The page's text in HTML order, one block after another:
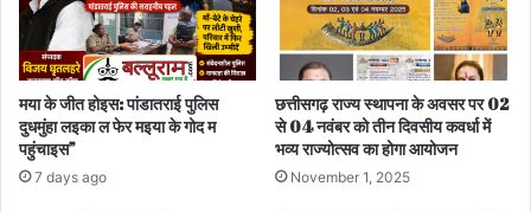
मया के जीत होइस: पांडातराई पुलिस
दुधमुंहा लइका ल फेर मइया के गोद म
पहुंचाइस”
7 days ago
छत्तीसगढ़ राज्य स्थापना के अवसर पर 02
से 04 नवंबर को तीन दिवसीय कवर्धा में
भव्य राज्योत्सव का होगा आयोजन
November 1, 2025